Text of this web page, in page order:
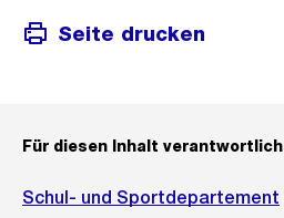
Seite drucken
Für diesen Inhalt verantwortlich
Schul- und Sportdepartement